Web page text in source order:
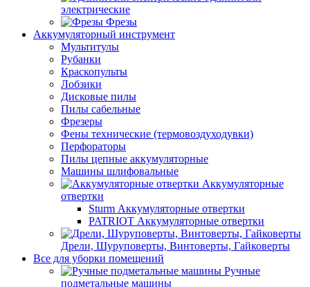
электрические
Фрезы
Аккумуляторный инструмент
Мультитулы
Рубанки
Краскопульты
Лобзики
Дисковые пилы
Пилы сабельные
Фрезеры
Фены технические (термовоздуходувки)
Перфораторы
Пилы цепные аккумуляторные
Машины шлифовальные
Аккумуляторные
отвертки
Sturm Аккумуляторные отвертки
PATRIOT Аккумуляторные отвертки
Дрели, Шуруповерты, Винтоверты, Гайковерты
Все для уборки помещений
Ручные
подметальные машины